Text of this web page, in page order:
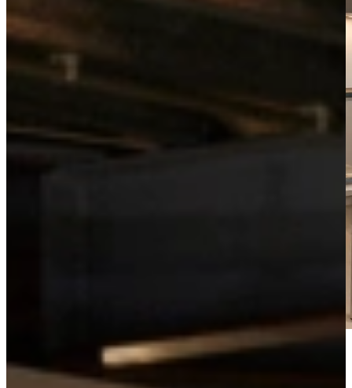
Watch the video tour
Non-binding advice?